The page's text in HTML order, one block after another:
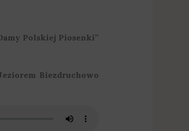
Polskiej Piosenki”
Biezdruchowo